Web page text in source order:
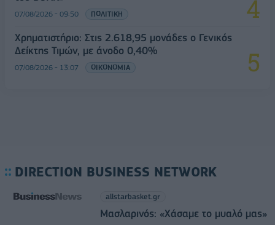
07/08/2026 - 09:50 ΠΟΛΙΤΙΚΗ
Χρηματιστήριο: Στις 2.618,95 μονάδες ο Γενικός
Δείκτης Τιμών, με άνοδο 0,40%
07/08/2026 - 13:07 ΟΙΚΟΝΟΜΙΑ
DIRECTION BUSINESS NETWORK
allstarbasket.gr
Μασλαρινός: «Χάσαμε το μυαλό μας»